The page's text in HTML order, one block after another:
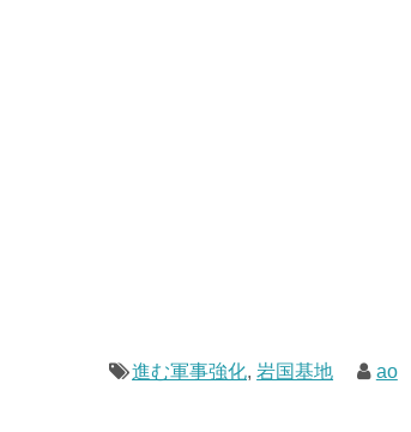
進む軍事強化,岩国基地 ao